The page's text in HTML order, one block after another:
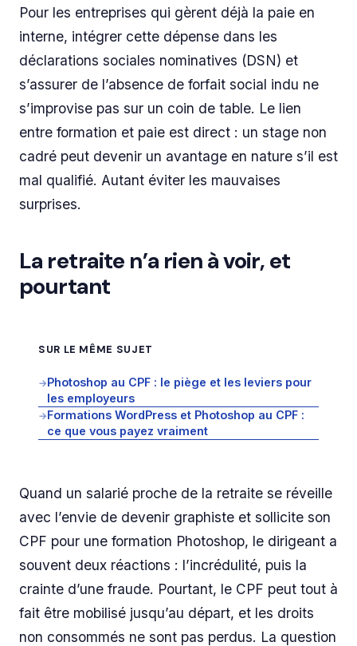
Pour les entreprises qui gèrent déjà la paie en
interne, intégrer cette dépense dans les
déclarations sociales nominatives (DSN) et
s’assurer de l’absence de forfait social indu ne
s’improvise pas sur un coin de table. Le lien
entre formation et paie est direct : un stage non
cadré peut devenir un avantage en nature s’il est
mal qualifié. Autant éviter les mauvaises
surprises.
La retraite n’a rien à voir, et
pourtant
SUR LE MÊME SUJET
→Photoshop au CPF : le piège et les leviers pour
les employeurs
→Formations WordPress et Photoshop au CPF :
ce que vous payez vraiment
Quand un salarié proche de la retraite se réveille
avec l’envie de devenir graphiste et sollicite son
CPF pour une formation Photoshop, le dirigeant a
souvent deux réactions : l’incrédulité, puis la
crainte d’une fraude. Pourtant, le CPF peut tout à
fait être mobilisé jusqu’au départ, et les droits
non consommés ne sont pas perdus. La question